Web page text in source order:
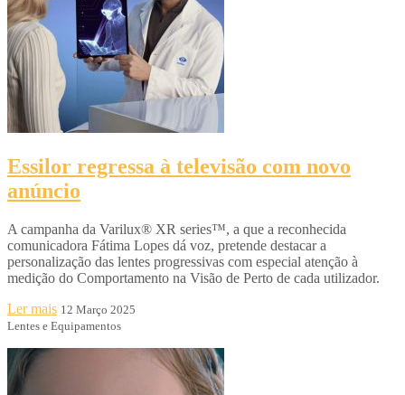
Essilor regressa à televisão com novo
anúncio
A campanha da Varilux® XR series™, a que a reconhecida
comunicadora Fátima Lopes dá voz, pretende destacar a
personalização das lentes progressivas com especial atenção à
medição do Comportamento na Visão de Perto de cada utilizador.
Ler mais 12 Março 2025
Lentes e Equipamentos